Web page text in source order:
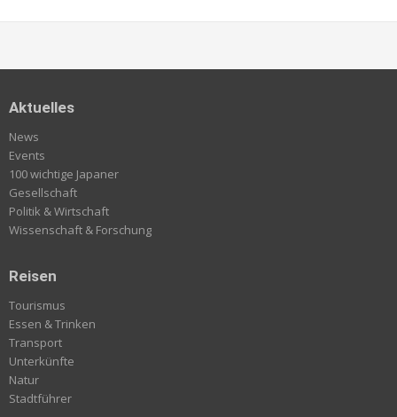
Aktuelles
News
Events
100 wichtige Japaner
Gesellschaft
Politik & Wirtschaft
Wissenschaft & Forschung
Reisen
Tourismus
Essen & Trinken
Transport
Unterkünfte
Natur
Stadtführer